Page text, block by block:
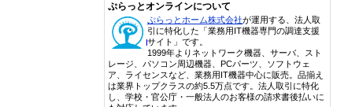
ぷらっとオンラインについて
ぷらっとホーム株式会社が運用する、法人取
引に特化した「業務用IT機器専門の調達支援
サイト」です。
1999年よりネットワーク機器、サーバ、スト
レージ、パソコン周辺機器、PCパーツ、ソフトウェ
ア、ライセンスなど、業務用IT機器中心に販売。品揃え
は業界トップクラスの約5.5万点です。法人取引に特化
し、学校・官公庁・一般法人のお客様の請求書後払いに